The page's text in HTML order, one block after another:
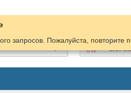
запросов. Пожалуйста, повторите